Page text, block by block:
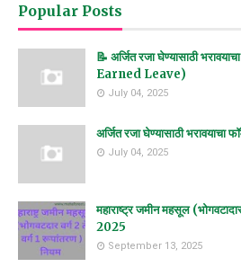
Popular Posts
📝 अर्जित रजा घेण्यासाठी
Earned Leave)
July 04, 2025
अर्जित रजा घेण्यासाठी भरावयाचा
July 04, 2025
महाराष्ट्र जमीन महसूल
2025
September 13, 2025